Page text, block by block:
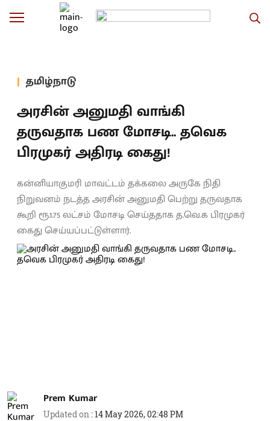
தமிழ்நாடு
அரசின் அனுமதி வாங்கி
தருவதாக பண மோசடி.. தவெக
பிரமுகர் அதிரடி கைது!
கன்னியாகுமரி மாவட்டம் தக்கலை அருகே நிதி
நிறுவனம் நடத்த அரசின் அனுமதி பெற்று தருவதாக
கூறி ரூ.1.75 லட்சம் மோசடி செய்ததாக த.வெ.க பிரமுகர்
கைது செய்யப்பட்டுள்ளார்.
Prem Kumar
Updated on :14 May 2026, 02:48 PM